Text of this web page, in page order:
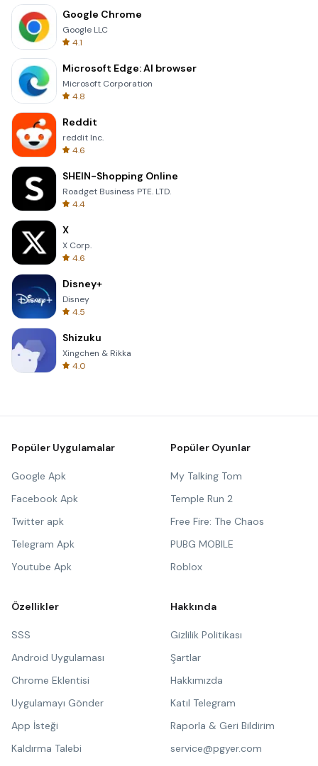
Google Chrome
Google LLC
4.1
Microsoft Edge: AI browser
Microsoft Corporation
4.8
Reddit
reddit Inc.
4.6
SHEIN-Shopping Online
Roadget Business PTE. LTD.
4.4
X
X Corp.
4.6
Disney+
Disney
4.5
Shizuku
Xingchen & Rikka
4.0
Popüler Uygulamalar
Google Apk
Facebook Apk
Twitter apk
Telegram Apk
Youtube Apk
Popüler Oyunlar
My Talking Tom
Temple Run 2
Free Fire: The Chaos
PUBG MOBILE
Roblox
Özellikler
SSS
Android Uygulaması
Chrome Eklentisi
Uygulamayı Gönder
App İsteği
Kaldırma Talebi
Hakkında
Gizlilik Politikası
Şartlar
Hakkımızda
Katıl Telegram
Raporla & Geri Bildirim
service@pgyer.com